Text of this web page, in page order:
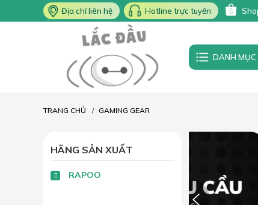
Địa chỉ liên hệ Hotline trực tuyến
DANH MỤC
TRANG CHỦ GAMING GEAR
HÃNG SẢN XUẤT
RAPOO